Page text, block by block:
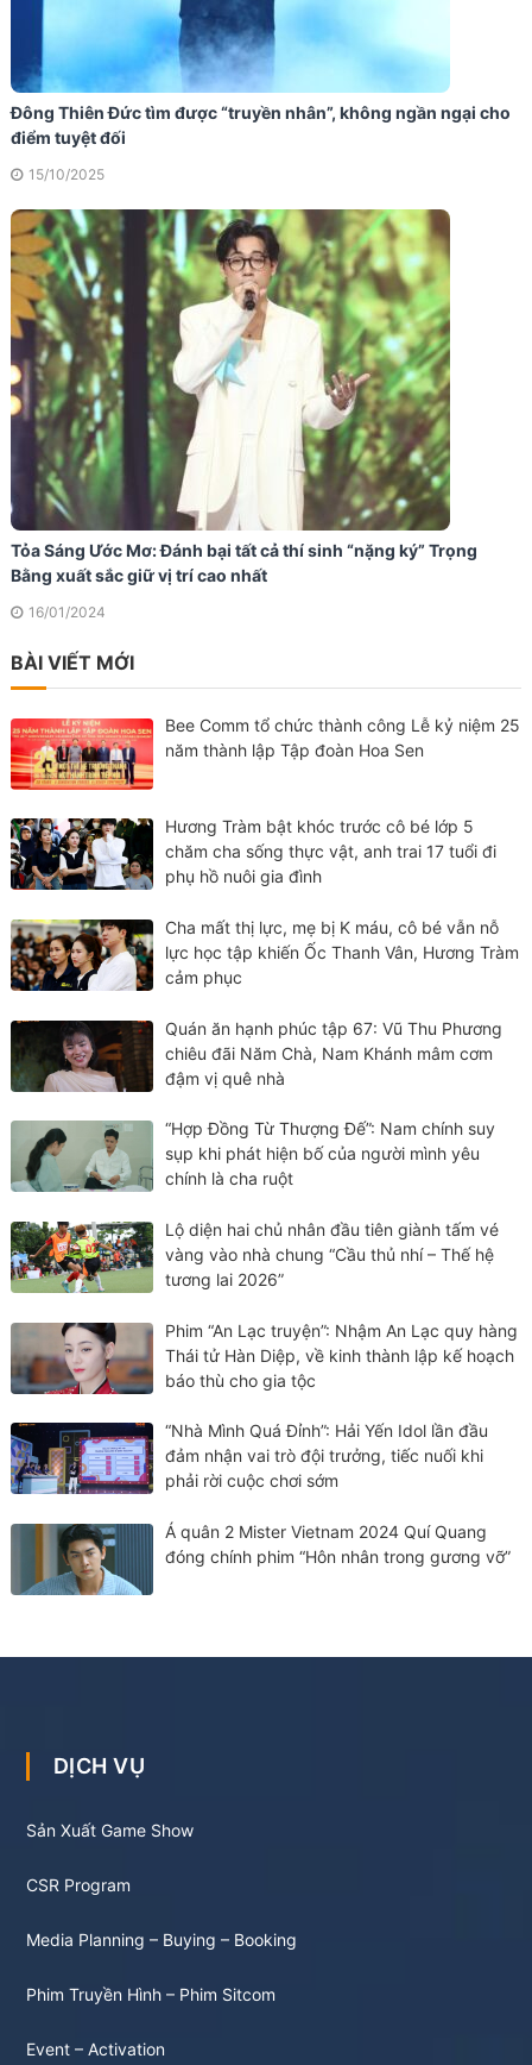
Đông Thiên Đức tìm được “truyền nhân”, không ngần ngại cho
điểm tuyệt đối
15/10/2025
Tỏa Sáng Ước Mơ: Đánh bại tất cả thí sinh “nặng ký” Trọng
Bằng xuất sắc giữ vị trí cao nhất
16/01/2024
BÀI VIẾT MỚI
Bee Comm tổ chức thành công Lễ kỷ niệm 25
năm thành lập Tập đoàn Hoa Sen
Hương Tràm bật khóc trước cô bé lớp 5
chăm cha sống thực vật, anh trai 17 tuổi đi
phụ hồ nuôi gia đình
Cha mất thị lực, mẹ bị K máu, cô bé vẫn nỗ
lực học tập khiến Ốc Thanh Vân, Hương Tràm
cảm phục
Quán ăn hạnh phúc tập 67: Vũ Thu Phương
chiêu đãi Năm Chà, Nam Khánh mâm cơm
đậm vị quê nhà
“Hợp Đồng Từ Thượng Đế”: Nam chính suy
sụp khi phát hiện bố của người mình yêu
chính là cha ruột
Lộ diện hai chủ nhân đầu tiên giành tấm vé
vàng vào nhà chung “Cầu thủ nhí – Thế hệ
tương lai 2026”
Phim “An Lạc truyện”: Nhậm An Lạc quy hàng
Thái tử Hàn Diệp, về kinh thành lập kế hoạch
báo thù cho gia tộc
“Nhà Mình Quá Đỉnh”: Hải Yến Idol lần đầu
đảm nhận vai trò đội trưởng, tiếc nuối khi
phải rời cuộc chơi sớm
Á quân 2 Mister Vietnam 2024 Quí Quang
đóng chính phim “Hôn nhân trong gương vỡ”
DỊCH VỤ
Sản Xuất Game Show
CSR Program
Media Planning – Buying – Booking
Phim Truyền Hình – Phim Sitcom
Event – Activation